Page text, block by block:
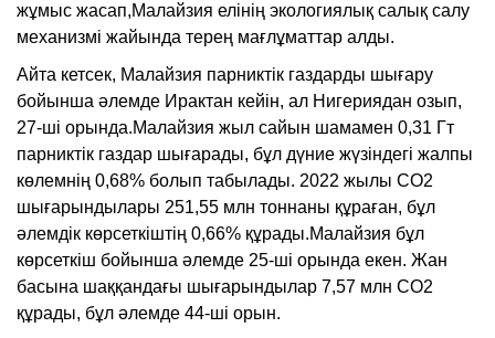
жұмыс жасап,Малайзия елінің экологиялық салық салу
механизмі жайында терең мағлұматтар алды.
Айта кетсек, Малайзия парниктік газдарды шығару
бойынша әлемде Ирактан кейін, ал Нигериядан озып,
27-ші орында.Малайзия жыл сайын шамамен 0,31 Гт
парниктік газдар шығарады, бұл дүние жүзіндегі жалпы
көлемнің 0,68% болып табылады. 2022 жылы CO2
шығарындылары 251,55 млн тоннаны құраған, бұл
әлемдік көрсеткіштің 0,66% құрады.Малайзия бұл
көрсеткіш бойынша әлемде 25-ші орында екен. Жан
басына шаққандағы шығарындылар 7,57 млн ​​СО2
құрады, бұл әлемде 44-ші орын.